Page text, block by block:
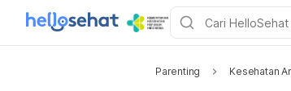
Parenting Kesehatan